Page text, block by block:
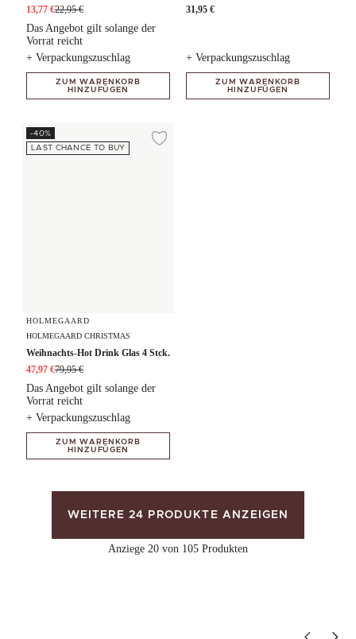
13,77 €22,95 €
+ Verpackungszuschlag
Das Angebot gilt solange der
Vorrat reicht
ZUM WARENKORB
HINZUFÜGEN
31,95 €
+ Verpackungszuschlag
ZUM WARENKORB
HINZUFÜGEN
Weihnachts-Hot Drink Glas 4 Stck.
-40%
LAST CHANCE TO BUY
Zur Wunschliste
HOLMEGAARD
HOLMEGAARD CHRISTMAS
Weihnachts-Hot Drink Glas 4 Stck.
47,97 €79,95 €
+ Verpackungszuschlag
Das Angebot gilt solange der
Vorrat reicht
ZUM WARENKORB
HINZUFÜGEN
WEITERE 24 PRODUKTE ANZEIGEN
Anziege 20 von 105 Produkten